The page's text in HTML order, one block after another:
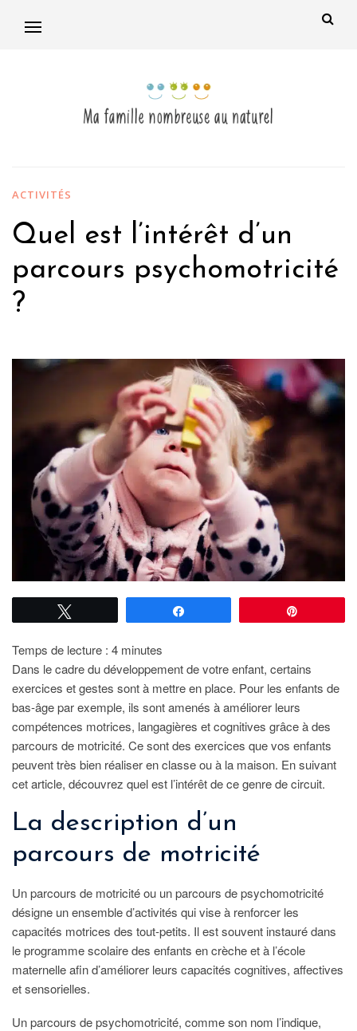
ACTIVITÉS
Quel est l’intérêt d’un
parcours psychomotricité
?
Temps de lecture : 4 minutes
Dans le cadre du développement de votre enfant, certains
exercices et gestes sont à mettre en place. Pour les enfants de
bas-âge par exemple, ils sont amenés à améliorer leurs
compétences motrices, langagières et cognitives grâce à des
parcours de motricité. Ce sont des exercices que vos enfants
peuvent très bien réaliser en classe ou à la maison. En suivant
cet article, découvrez quel est l’intérêt de ce genre de circuit.
La description d’un
parcours de motricité
Un parcours de motricité ou un parcours de psychomotricité
désigne un ensemble d’activités qui vise à renforcer les
capacités motrices des tout-petits. Il est souvent instauré dans
le programme scolaire des enfants en crèche et à l’école
maternelle afin d’améliorer leurs capacités cognitives, affectives
et sensorielles.
Un parcours de psychomotricité, comme son nom l’indique,